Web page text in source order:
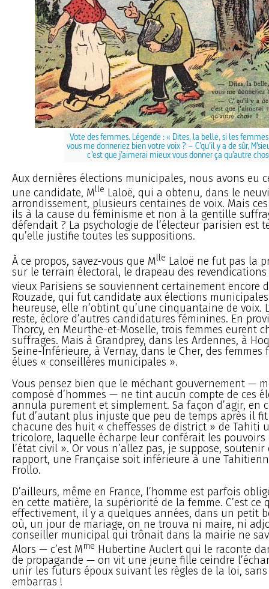
Vote des femmes. Légende : « Dites, la belle, si les
vous me donneriez bien votre voix ? – C’qu’il y a de sûr,
c’est que j’aimerai mieux vous donner ça qu’autre
Aux dernières élections municipales, nous avons eu
une candidate, Mlle Laloë, qui a obtenu, dans le
arrondissement, plusieurs centaines de voix. Mais
ils à la cause du féminisme et non à la gentille
défendait ? La psychologie de l’électeur parisien est
qu’elle justifie toutes les suppositions.
À ce propos, savez-vous que Mlle Laloë ne fut pas la
sur le terrain électoral, le drapeau des
vieux Parisiens se souviennent certainement encore
Rouzade, qui fut candidate aux élections municipales
heureuse, elle n’obtint qu’une cinquantaine de voix.
reste, éclore d’autres candidatures féminines. En
Thorcy, en Meurthe-et-Moselle, trois femmes eurent
suffrages. Mais à Grandprey, dans les Ardennes, à
Seine-Inférieure, à Vernay, dans le Cher, des
élues « conseillères municipales ».
Vous pensez bien que le méchant gouvernement —
composé d’hommes — ne tint aucun compte de ces
annula purement et simplement. Sa façon d’agir, en
fut d’autant plus injuste que peu de temps après il
chacune des huit « cheffesses de district » de Tahiti
tricolore, laquelle écharpe leur conférait les pouvoirs
l’état civil ». Or vous n’allez pas, je suppose, soutenir
rapport, une Française soit inférieure à une
Frollo.
D’ailleurs, même en France, l’homme est parfois
en cette matière, la supériorité de la femme. C’est ce
effectivement, il y a quelques années, dans un petit
où, un jour de mariage, on ne trouva ni maire, ni
conseiller municipal qui trônait dans la mairie ne
Alors — c’est Mme Hubertine Auclert qui le raconte
de propagande — on vit une jeune fille ceindre
unir les futurs époux suivant les règles de la loi,
embarras !